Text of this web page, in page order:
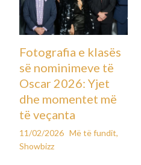
Fotografia e klasës
së nominimeve të
Oscar 2026: Yjet
dhe momentet më
të veçanta
11/02/2026 Më të fundit,
Showbizz